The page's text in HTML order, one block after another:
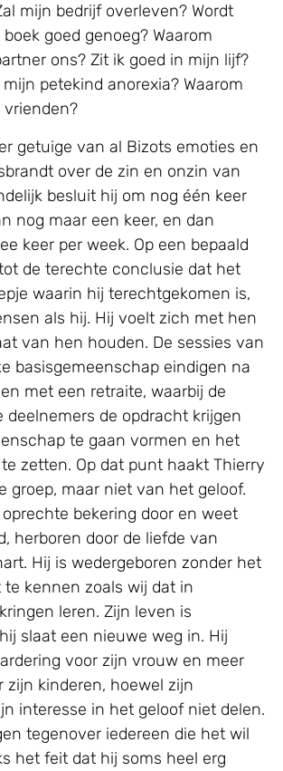
mijn bedrijf overleven? Wordt
goed genoeg? Waarom
ons? Zit ik goed in mijn lijf?
petekind anorexia? Waarom
getuige van al Bizots emoties en
over de zin en onzin van
besluit hij om nog één keer
nog maar een keer, en dan
keer per week. Op een bepaald
de terechte conclusie dat het
waarin hij terechtgekomen is,
als hij. Hij voelt zich met hen
van hen houden. De sessies van
basisgemeenschap eindigen na
met een retraite, waarbij de
deelnemers de opdracht krijgen
te gaan vormen en het
zetten. Op dat punt haakt Thierry
groep, maar niet van het geloof.
bekering door en weet
herboren door de liefde van
Hij is wedergeboren zonder het
kennen zoals wij dat in
leren. Zijn leven is
slaat een nieuwe weg in. Hij
voor zijn vrouw en meer
zijn kinderen, hoewel zijn
interesse in het geloof niet delen.
tegenover iedereen die het wil
het feit dat hij soms heel erg